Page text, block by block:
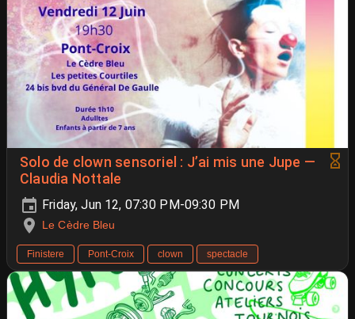
Solo de clown sensoriel : J’ai mis une Jupe —
Claudia Nottale
Friday, Jun 12, 07:30 PM-09:30 PM
Le Cèdre Bleu
Finistere Pont-Croix clown spectacle